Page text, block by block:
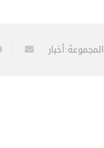
المجموعة:أخبار